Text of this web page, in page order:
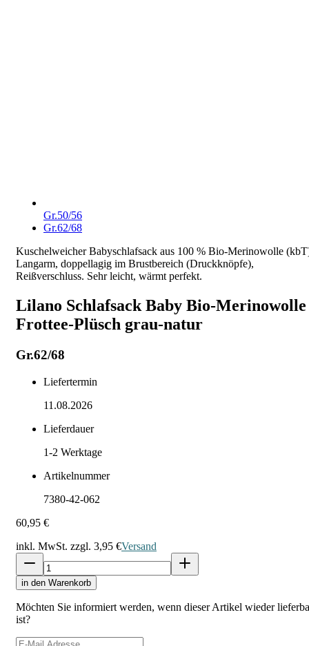
Gr.50/56
Gr.62/68
Kuschelweicher Babyschlafsack aus 100 % Bio-Merinowolle
Langarm, doppellagig im Brustbereich (Druckknöpfe),
Reißverschluss. Sehr leicht, wärmt perfekt.
Lilano Schlafsack Baby Bio-Merinowolle
Frottee-Plüsch grau-natur
Gr.62/68
Liefertermin
11.08.2026
Lieferdauer
1-2 Werktage
Artikelnummer
7380-42-062
60,95 €
inkl. MwSt. zzgl. 3,95 €Versand
in den Warenkorb
Möchten Sie informiert werden, wenn dieser Artikel wieder
ist?